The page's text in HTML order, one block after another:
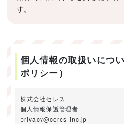
す。
個人情報の取扱いにつ
ポリシー）
株式会社セレス
個人情報保護管理者
privacy@ceres-inc.jp